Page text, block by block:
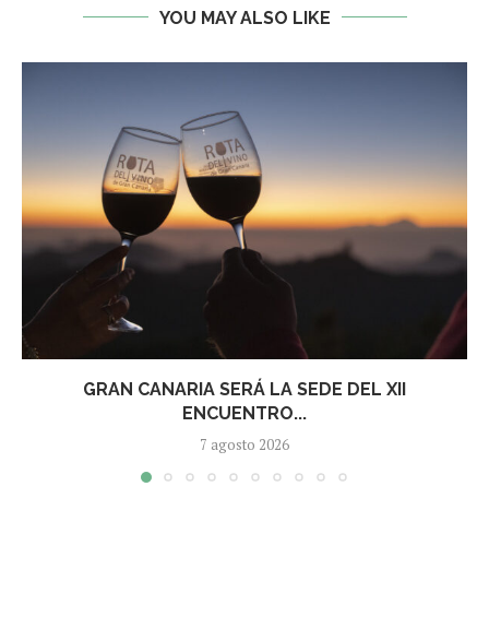
YOU MAY ALSO LIKE
GRAN CANARIA SERÁ LA SEDE DEL XII
ENCUENTRO...
7 agosto 2026